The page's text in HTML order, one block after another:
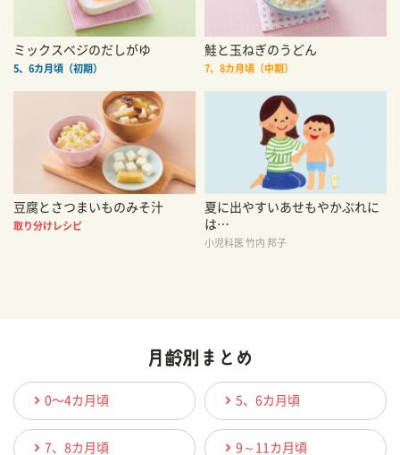
ミックスベジのだしがゆ
5、6カ月頃（初期）
鮭と玉ねぎのうどん
7、8カ月頃（中期）
豆腐とさつまいものみそ汁
取り分けレシピ
夏に出やすいあせもやかぶれに
は…
小児科医 竹内 邦子
0〜4カ月頃 5、6カ月頃
7、8カ月頃 9～11カ月頃